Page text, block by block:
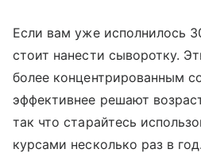
Если вам уже исполнилось
стоит нанести сыворотку.
более концентрированным
эффективнее решают
так что старайтесь
курсами несколько раз в год.